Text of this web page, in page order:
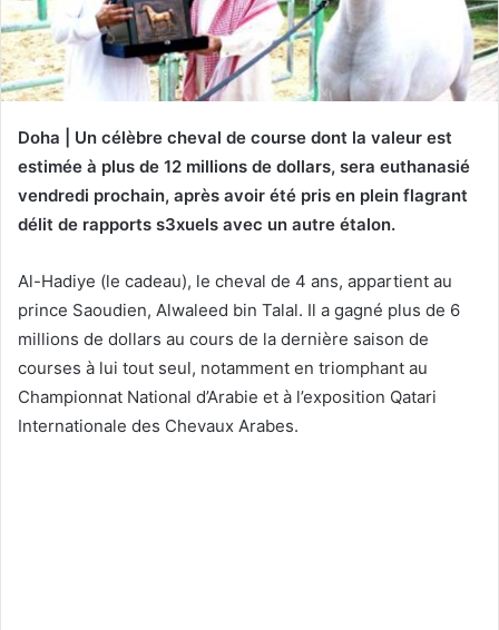
Doha | Un célèbre cheval de course dont la valeur est
estimée à plus de 12 millions de dollars, sera euthanasié
vendredi prochain, après avoir été pris en plein flagrant
délit de rapports s3xuels avec un autre étalon.
Al-Hadiye (le cadeau), le cheval de 4 ans, appartient au
prince Saoudien, Alwaleed bin Talal. Il a gagné plus de 6
millions de dollars au cours de la dernière saison de
courses à lui tout seul, notamment en triomphant au
Championnat National d’Arabie et à l’exposition Qatari
Internationale des Chevaux Arabes.